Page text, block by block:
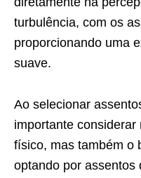
turbulência, com os
proporcionando uma
suave.
Ao selecionar
importante
físico, mas também o
optando por assentos